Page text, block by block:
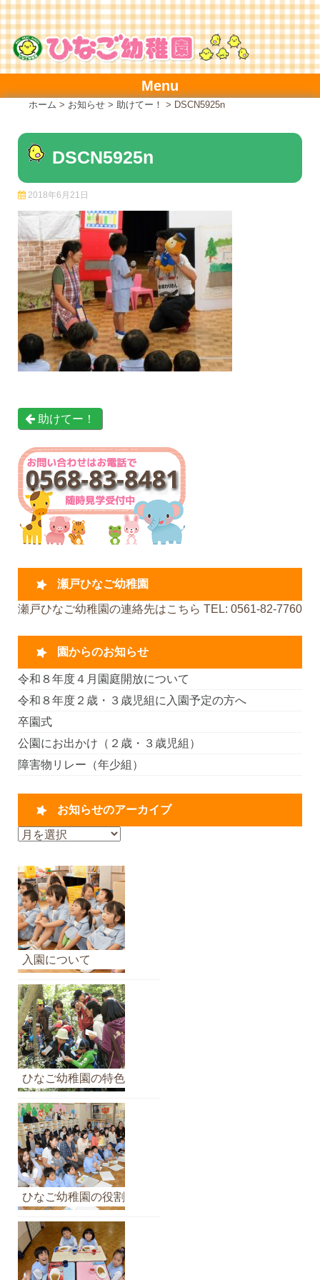
Skip
to
content
Menu
ホーム > お知らせ > 助けてー！ > DSCN5925n
DSCN5925n
2018年6月21日
助けてー！
瀬戸ひなご幼稚園
瀬戸ひなご幼稚園の連絡先はこちら TEL: 0561-82-7760
園からのお知らせ
令和８年度４月園庭開放について
令和８年度２歳・３歳児組に入園予定の方へ
卒園式
公園にお出かけ（２歳・３歳児組）
障害物リレー（年少組）
お知らせのアーカイブ
お
ら
せ
の
ア
ー
カ
イ
ブ
入園について
ひなご幼稚園の特色
ひなご幼稚園の役割